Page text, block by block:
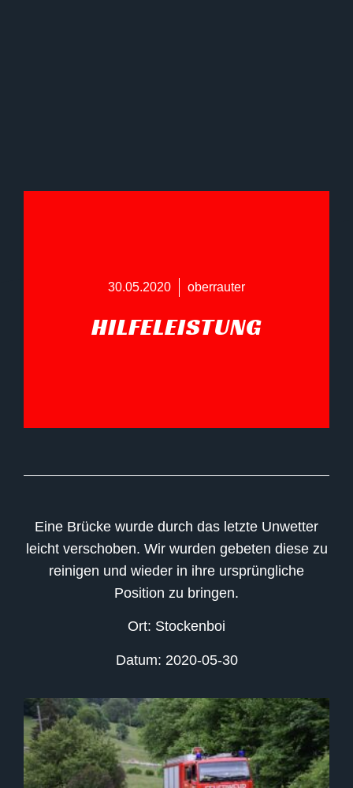
30.05.2020 oberrauter
HILFELEISTUNG
Eine Brücke wurde durch das letzte Unwetter
leicht verschoben. Wir wurden gebeten diese zu
reinigen und wieder in ihre ursprüngliche
Position zu bringen.
Ort: Stockenboi
Datum: 2020-05-30